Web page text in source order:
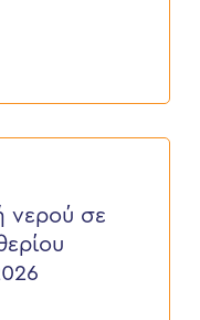
νερού σε